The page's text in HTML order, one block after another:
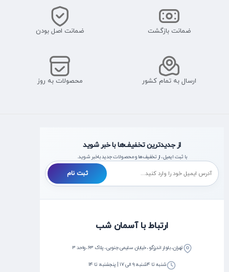
ضمانت بازگشت ضمانت اصل بودن
ارسال به تمام کشور محصولات به روز
از جدیدترین تخفیف‌ها با خبر شوید
با ثبت ایمیل، از تخفیف‌ها و محصولات جدید با‌خبر شوید.
ثبت نام
ارتباط با آسمان شب
تهران، بلوار اندرزگو، خیابان سلیمی جنوبی، پلاک ۶۳، واحد ۳
شنبه تا ۴شنبه: ۹ الی ۱۷ | پنجشنبه: تا ۱۴